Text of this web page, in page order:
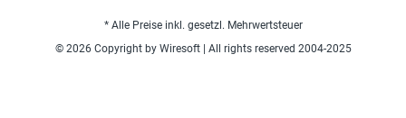
* Alle Preise inkl. gesetzl. Mehrwertsteuer
© 2026 Copyright by Wiresoft | All rights reserved 2004-2025